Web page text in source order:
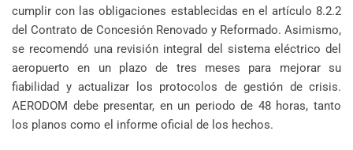
cumplir con las obligaciones establecidas en el artículo 8.2.2
del Contrato de Concesión Renovado y Reformado. Asimismo,
se recomendó una revisión integral del sistema eléctrico del
aeropuerto en un plazo de tres meses para mejorar su
fiabilidad y actualizar los protocolos de gestión de crisis.
AERODOM debe presentar, en un periodo de 48 horas, tanto
los planos como el informe oficial de los hechos.